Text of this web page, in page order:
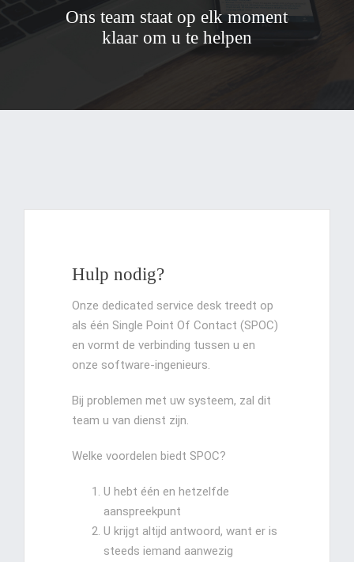
Ons team staat op elk moment
klaar om u te helpen
Hulp nodig?
Onze dedicated service desk treedt op
als één Single Point Of Contact (SPOC)
en vormt de verbinding tussen u en
onze software-ingenieurs.
Bij problemen met uw systeem, zal dit
team u van dienst zijn.
Welke voordelen biedt SPOC?
U hebt één en hetzelfde
aanspreekpunt
U krijgt altijd antwoord, want er is
steeds iemand aanwezig